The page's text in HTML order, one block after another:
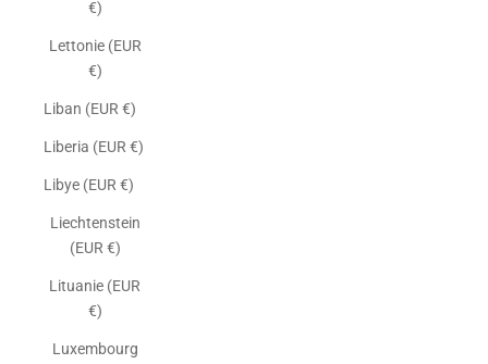
€)
Lettonie (EUR
€)
Liban (EUR €)
Liberia (EUR €)
Libye (EUR €)
Liechtenstein
(EUR €)
Lituanie (EUR
€)
Luxembourg